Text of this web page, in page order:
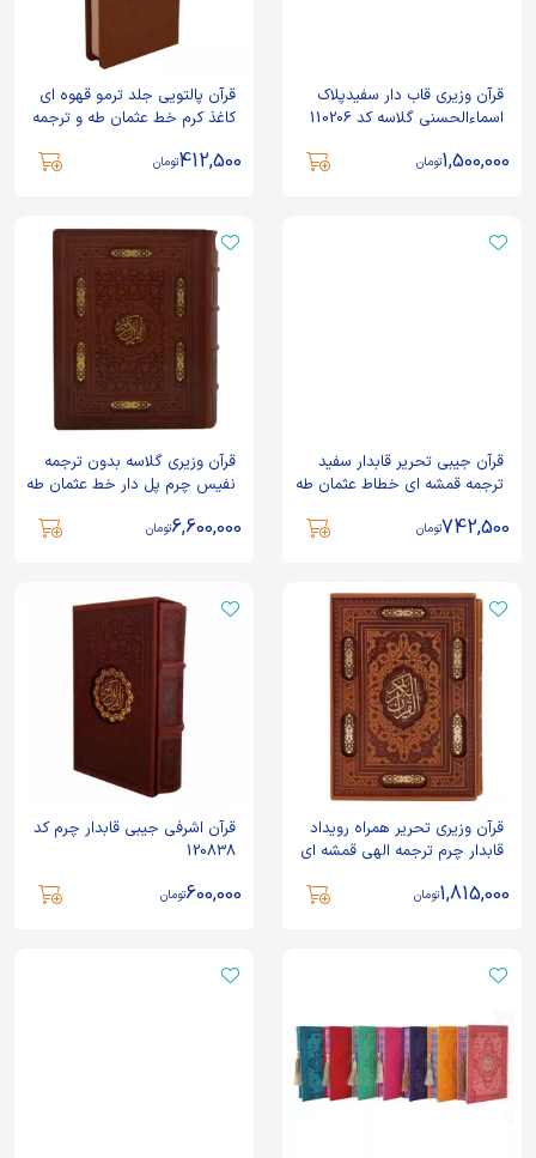
قرآن وزیری قاب دار سفیدپلاک
اسماءالحسنی گلاسه کد 110206
1,500,000تومان
قرآن پالتویی جلد ترمو قهوه ای
کاغذ کرم خط عثمان طه و ترجمه
412,500تومان
قرآن جیبی تحریر قابدار سفید
ترجمه قمشه ای خطاط عثمان طه
742,500تومان
قرآن وزیری گلاسه بدون ترجمه
نفیس چرم پل دار خط عثمان طه
6,600,000تومان
قرآن وزیری تحریر همراه رویداد
قابدار چرم ترجمه الهی قمشه ای
1,815,000تومان
قرآن اشرفی جیبی قابدار چرم کد
120838
600,000تومان